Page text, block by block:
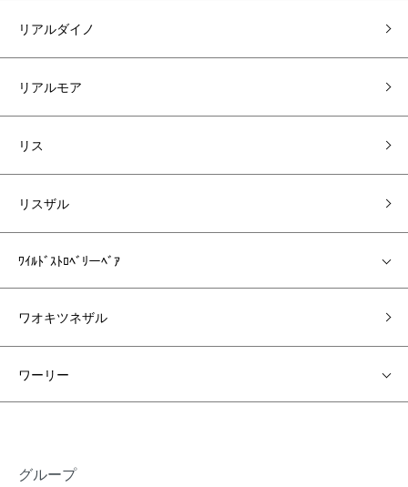
リアルダイノ
リアルモア
リス
リスザル
ﾜｲﾙﾄﾞｽﾄﾛﾍﾞﾘーﾍﾞｱ
ワオキツネザル
ワーリー
グループ